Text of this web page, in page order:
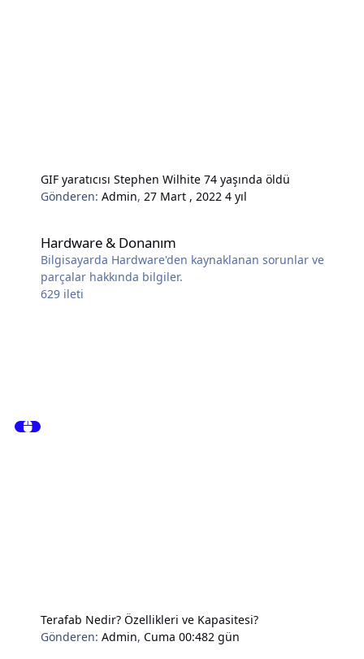
GIF yaratıcısı Stephen Wilhite 74 yaşında öldü
Gönderen:Admin, 27 Mart , 20224 yıl
Hardware & Donanım
Bilgisayarda Hardware'den kaynaklanan sorunlar ve
parçalar hakkında bilgiler.
629 ileti
Terafab Nedir? Özellikleri ve Kapasitesi?
Gönderen:Admin,Cuma 00:482 gün